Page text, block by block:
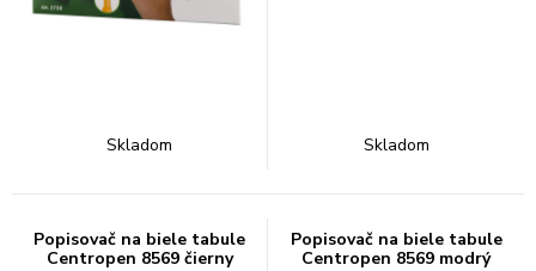
Skladom Skladom
Popisovač na biele tabule
Centropen 8569 čierny
Popisovač na biele tabule
Centropen 8569 modrý